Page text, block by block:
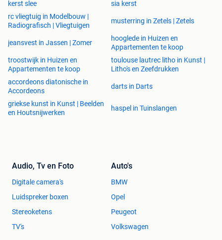
kerst slee
sia kerst
rc vliegtuig in Modelbouw |
Radiografisch | Vliegtuigen
musterring in Zetels | Zetels
jeansvest in Jassen | Zomer
hooglede in Huizen en
Appartementen te koop
troostwijk in Huizen en
Appartementen te koop
toulouse lautrec litho in Kunst |
Litho's en Zeefdrukken
accordeons diatonische in
Accordeons
darts in Darts
griekse kunst in Kunst | Beelden
en Houtsnijwerken
haspel in Tuinslangen
Audio, Tv en Foto
Digitale camera's
Luidspreker boxen
Stereoketens
TV's
Auto's
BMW
Opel
Peugeot
Volkswagen